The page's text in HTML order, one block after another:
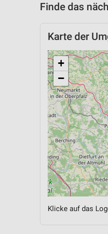
Finde das
Karte der
+
−
Klicke auf das